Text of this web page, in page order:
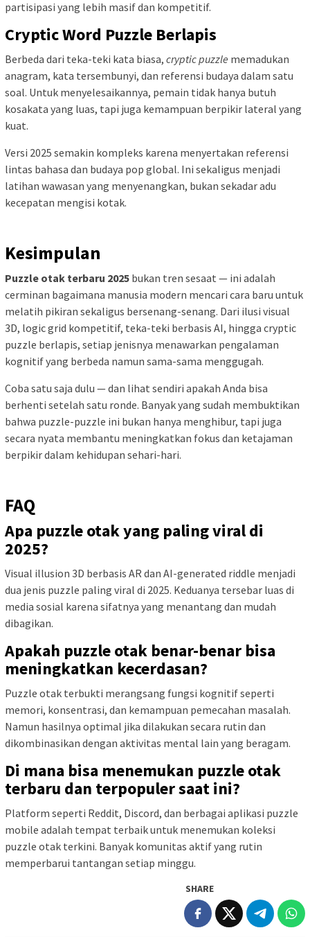
partisipasi yang lebih masif dan kompetitif.
Cryptic Word Puzzle Berlapis
Berbeda dari teka-teki kata biasa, cryptic puzzle memadukan
anagram, kata tersembunyi, dan referensi budaya dalam satu
soal. Untuk menyelesaikannya, pemain tidak hanya butuh
kosakata yang luas, tapi juga kemampuan berpikir lateral yang
kuat.
Versi 2025 semakin kompleks karena menyertakan referensi
lintas bahasa dan budaya pop global. Ini sekaligus menjadi
latihan wawasan yang menyenangkan, bukan sekadar adu
kecepatan mengisi kotak.
Kesimpulan
Puzzle otak terbaru 2025 bukan tren sesaat — ini adalah
cerminan bagaimana manusia modern mencari cara baru untuk
melatih pikiran sekaligus bersenang-senang. Dari ilusi visual
3D, logic grid kompetitif, teka-teki berbasis AI, hingga cryptic
puzzle berlapis, setiap jenisnya menawarkan pengalaman
kognitif yang berbeda namun sama-sama menggugah.
Coba satu saja dulu — dan lihat sendiri apakah Anda bisa
berhenti setelah satu ronde. Banyak yang sudah membuktikan
bahwa puzzle-puzzle ini bukan hanya menghibur, tapi juga
secara nyata membantu meningkatkan fokus dan ketajaman
berpikir dalam kehidupan sehari-hari.
FAQ
Apa puzzle otak yang paling viral di
2025?
Visual illusion 3D berbasis AR dan AI-generated riddle menjadi
dua jenis puzzle paling viral di 2025. Keduanya tersebar luas di
media sosial karena sifatnya yang menantang dan mudah
dibagikan.
Apakah puzzle otak benar-benar bisa
meningkatkan kecerdasan?
Puzzle otak terbukti merangsang fungsi kognitif seperti
memori, konsentrasi, dan kemampuan pemecahan masalah.
Namun hasilnya optimal jika dilakukan secara rutin dan
dikombinasikan dengan aktivitas mental lain yang beragam.
Di mana bisa menemukan puzzle otak
terbaru dan terpopuler saat ini?
Platform seperti Reddit, Discord, dan berbagai aplikasi puzzle
mobile adalah tempat terbaik untuk menemukan koleksi
puzzle otak terkini. Banyak komunitas aktif yang rutin
memperbarui tantangan setiap minggu.
SHARE